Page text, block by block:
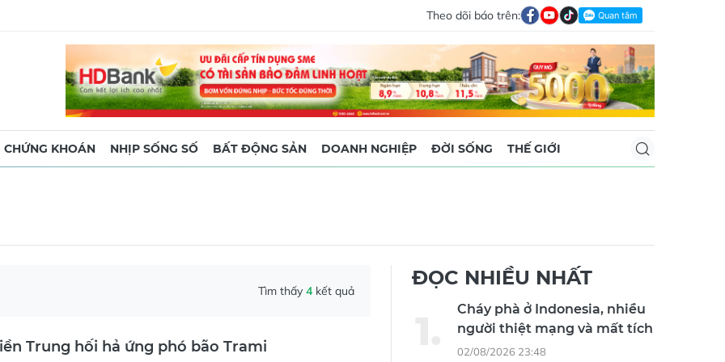
Theo dõi báo trên:
CHỨNG KHOÁN NHỊP SỐNG SỐ BẤT ĐỘNG SẢN DOANH NGHIỆP ĐỜI SỐNG THẾ GIỚI
Tìm thấy 4 kết quả
Trung hối hả ứng phó bão Trami
ĐỌC NHIỀU NHẤT
Cháy phà ở Indonesia, nhiều
người thiệt mạng và mất tích
02/08/2026 23:48